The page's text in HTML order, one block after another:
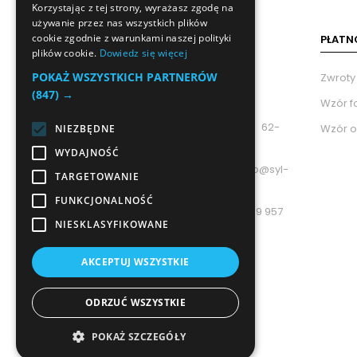
adres: 62-
800 Kalisz, ul. Celtycka 156A
e-mail: biuro@syl-
Manager: +48 789 957
335
Wzór
Wzór
© 2024 – Syl-Bud
Korzystając z tej strony, wyrażasz zgodę na
używanie przez nas wszystkich plików
cookie zgodnie z warunkami naszej polityki
plików cookie. Dowiedz się więcej
POKAŻ WSZYSTKICH PARTNERÓW
(847) →
NIEZBĘDNE
WYDAJNOŚĆ
TARGETOWANIE
FUNKCJONALNOŚĆ
NIESKLASYFIKOWANE
AKCEPTUJ WSZYSTKIE
ODRZUĆ WSZYSTKIE
POKAŻ SZCZEGÓŁY